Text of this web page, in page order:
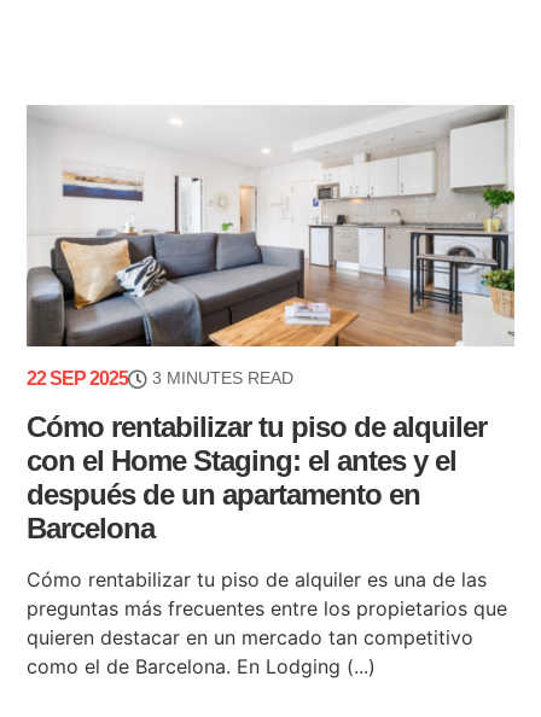
22 SEP 2025 3 MINUTES READ
Cómo rentabilizar tu piso de alquiler
con el Home Staging: el antes y el
después de un apartamento en
Barcelona
Cómo rentabilizar tu piso de alquiler es una de las
preguntas más frecuentes entre los propietarios que
quieren destacar en un mercado tan competitivo
como el de Barcelona. En Lodging (...)